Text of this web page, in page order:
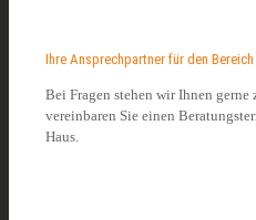
Ihre Ansprechpartner für den
Bei Fragen stehen wir Ihnen
vereinbaren Sie einen
Haus.